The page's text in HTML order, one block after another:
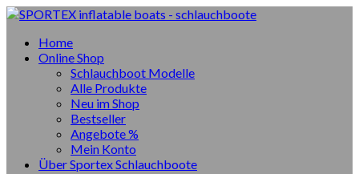
Home
Online Shop
Schlauchboot Modelle
Alle Produkte
Neu im Shop
Bestseller
Angebote %
Mein Konto
Über Sportex Schlauchboote